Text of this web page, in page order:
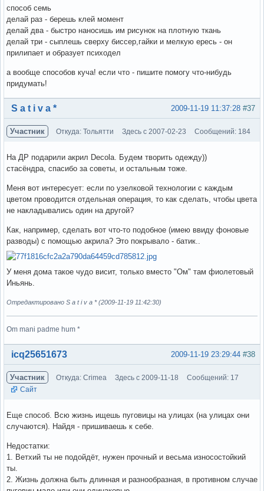
способ семь
делай раз - берешь клей момент
делай два - быстро наносишь им рисунок на плотную ткань
делай три - сыплешь сверху биссер,гайки и мелкую ересь - он
прилипает и образует психодел
а вообще способов куча! если что - пишите помогу что-нибудь
придумать!
Вне форума #37
2009-11-19 11:37:28
S a t i v a *
Участник Откуда: Тольятти Здесь с 2007-02-23 Сообщений: 184
На ДР подарили акрил Decola. Будем творить одежду))
стасёндра, спасибо за советы, и остальным тоже.
Меня вот интересует: если по узелковой технологии с каждым
цветом проводится отдельная операция, то как сделать, чтобы цвета
не накладывались один на другой?
Как, например, сделать вот что-то подобное (имею ввиду фоновые
разводы) с помощью акрила? Это покрывало - батик..
У меня дома такое чудо висит, только вместо "Ом" там фиолетовый
Иньянь.
Отредактировано S a t i v a * (2009-11-19 11:42:30)
Om mani padme hum *
Вне форума #38
2009-11-19 23:29:44
icq25651673
Участник Откуда: Crimea Здесь с 2009-11-18
Сообщений: 17
Сайт
Еще способ. Всю жизнь ищешь пуговицы на улицах (на улицах они
случаются). Найдя - пришиваешь к себе.
Недостатки:
1. Ветхий ты не подойдёт, нужен прочный и весьма износостойкий
ты.
2. Жизнь должна быть длинная и разнообразная, в противном случае